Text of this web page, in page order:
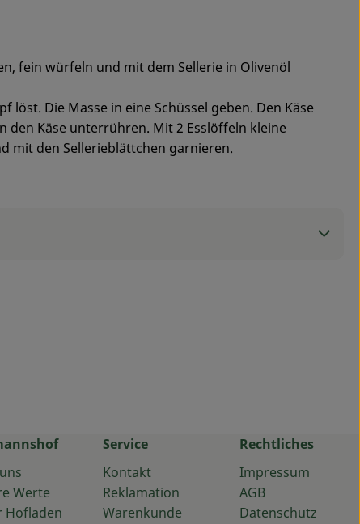
fein würfeln und mit dem Sellerie in Olivenöl
Die Masse in eine Schüssel geben. Den Käse
den Käse unterrühren. Mit 2 Esslöffeln kleine
mit den Sellerieblättchen garnieren.
Werte
Hofladen
Service
Kontakt
Reklamation
Warenkunde
Rechtliches
Impressum
AGB
Datenschutz